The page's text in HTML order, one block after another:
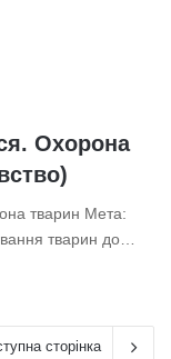
Охорона
тварин Мета:
тварин до…
сторінка